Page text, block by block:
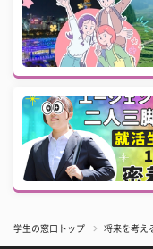
学生の窓口トップ 将来を考え